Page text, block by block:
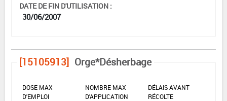
DATE DE FIN D'UTILISATION :
30/06/2007
[15105913] Orge*Désherbage
DOSE MAX
D'EMPLOI
NOMBRE MAX
D'APPLICATION
DÉLAIS AVANT
RÉCOLTE